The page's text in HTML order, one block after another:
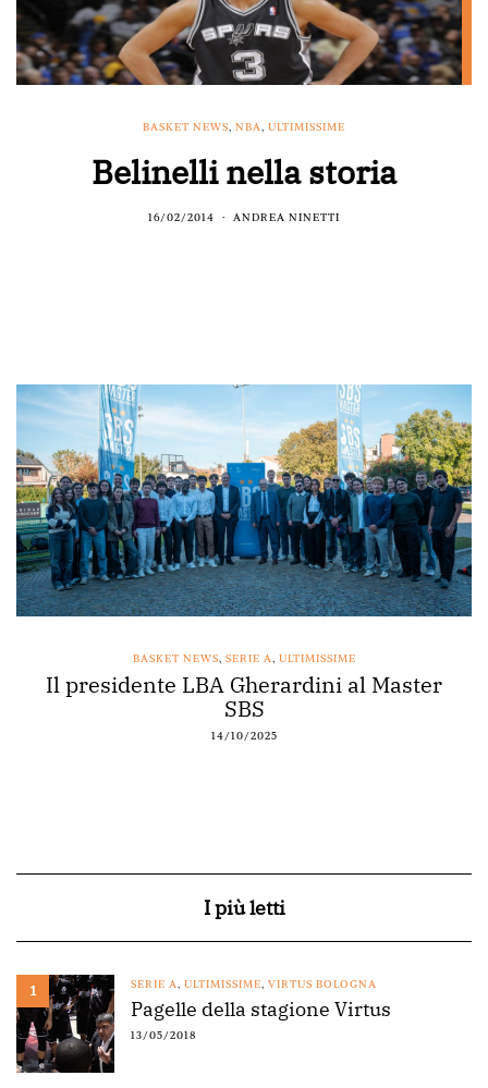
BASKET NEWS, NBA, ULTIMISSIME
Belinelli nella storia
16/02/2014 ANDREA NINETTI
BASKET NEWS, SERIE A, ULTIMISSIME
Il presidente LBA Gherardini al Master
SBS
14/10/2025
I più letti
1 SERIE A, ULTIMISSIME, VIRTUS BOLOGNA
Pagelle della stagione Virtus
13/05/2018